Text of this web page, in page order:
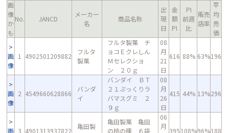
画
像
か
も
No. JANCD
メーカー
名
商品名称
出
現
日
金
額
PI
PI
前週
比
販売
店率
平
均
売
価
画
像
1 4902501209882
フルタ
製菓
フルタ製菓 チ
ョコＥクレしん
Ｍセレクショ
ン ２０ｇ
08
月
21
日
616 88% 63%196
画
像
2 4549660628866
バンダ
イ
バンダイ ＢＴ
２１ぷっくりラ
バマスグミ ２
９ｇ
08
月
26
日
415 44% 13%296
画 3 4901313937822
亀田製
亀田製菓 亀田
の柿の種 ６袋
06
月
395108%96%188